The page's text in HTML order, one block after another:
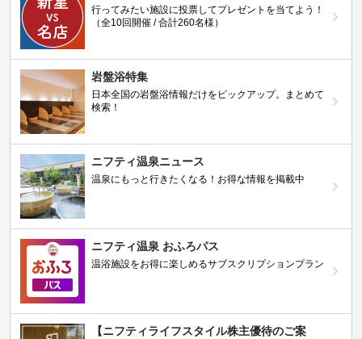
行ってみたい施設に投票してプレゼントを当てよう！
（全10回開催 / 合計260名様）
岩盤浴特集
日本全国の岩盤浴情報だけをピックアップ。まとめて
検索！
ニフティ温泉ニュース
温泉にもっと行きたくなる！お得な情報を掲載中
ニフティ温泉 おふろパス
温浴施設をお得に楽しめるサブスクリプションプラン
【ニフティライフスタイル株主優待のご案